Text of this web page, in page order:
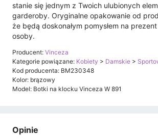
stanie się jednym z Twoich ulubionych
garderoby. Oryginalne opakowanie od
że będą doskonałym pomysłem na
osoby.
Producent: Vinceza
Kategorie powiązane: Kobiety > Damskie >
Kod producenta: BM230348
Kolor: brązowy
Model: Botki na klocku Vinceza W 891
Opinie